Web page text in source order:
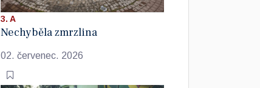
3. A
Nechyběla zmrzlina
02. červenec. 2026